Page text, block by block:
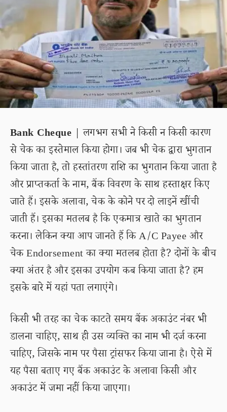
Bank Cheque | लगभग सभी ने किसी न किसी कारण
से चेक का इस्तेमाल किया होगा। जब भी चेक द्वारा भुगतान
किया जाता है, तो हस्तांतरण राशि का भुगतान किया जाता है
और प्राप्तकर्ता के नाम, बैंक विवरण के साथ हस्ताक्षर किए
जाते हैं। इसके अलावा, चेक के कोने पर दो लाइनें खींची
जाती हैं। इसका मतलब है कि एकमात्र खाते का भुगतान
करना। लेकिन क्या आप जानते हैं कि A/C Payee और
चेक Endorsement का क्या मतलब होता है? दोनों के बीच
क्या अंतर है और इसका उपयोग कब किया जाता है? हम
इसके बारे में यहां पता लगाएंगे।
किसी भी तरह का चेक काटते समय बैंक अकाउंट नंबर भी
डालना चाहिए, साथ ही उस व्यक्ति का नाम भी दर्ज करना
चाहिए, जिसके नाम पर पैसा ट्रांसफर किया जाना है। ऐसे में
यह पैसा बताए गए बैंक अकाउंट के अलावा किसी और
अकाउंट में जमा नहीं किया जाएगा।